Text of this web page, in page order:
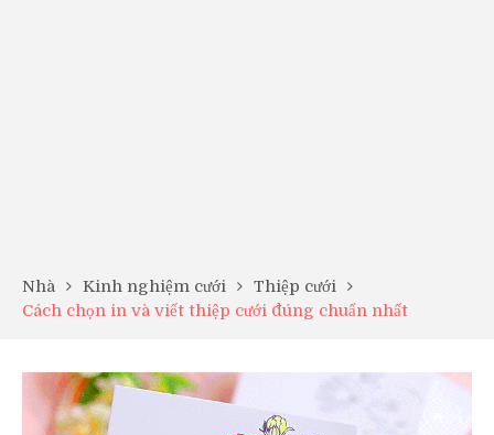
Nhà Kinh nghiệm cưới
Thiệp cưới
Cách chọn in và viết thiệp cưới đúng chuẩn nhất